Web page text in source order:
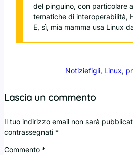
del pinguino, con particolare
tematiche di interoperabilità,
E, sì, mia mamma usa Linux
Notiziefigli, Linux,
Lascia un commento
Il tuo indirizzo email non sarà
contrassegnati *
Commento *